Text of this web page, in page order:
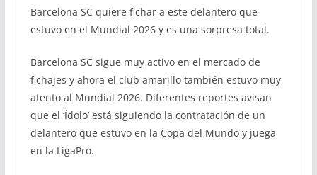
Barcelona SC quiere fichar a este delantero que
estuvo en el Mundial 2026 y es una sorpresa total.
Barcelona SC sigue muy activo en el mercado de
fichajes y ahora el club amarillo también estuvo muy
atento al Mundial 2026. Diferentes reportes avisan
que el ‘Ídolo’ está siguiendo la contratación de un
delantero que estuvo en la Copa del Mundo y juega
en la LigaPro.